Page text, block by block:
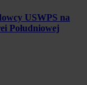
USWPS na
Południowej